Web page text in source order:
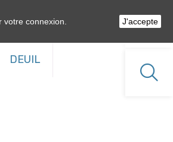
0
DEUIL
connexion.
J'accepte